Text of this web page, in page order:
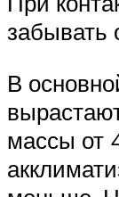
забывать
В
массы от